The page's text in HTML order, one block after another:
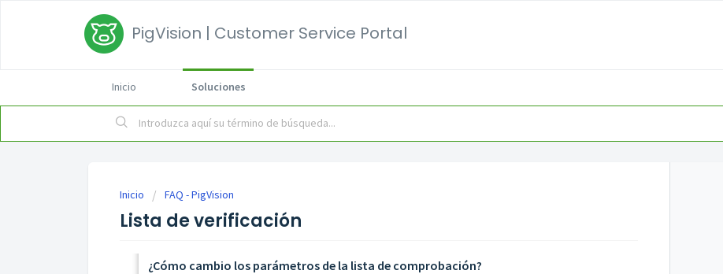
PigVision | Customer Service Portal
Inicio Soluciones
Inicio FAQ - PigVision
Lista de verificación
¿Cómo cambio los parámetros de la lista de comprobación?